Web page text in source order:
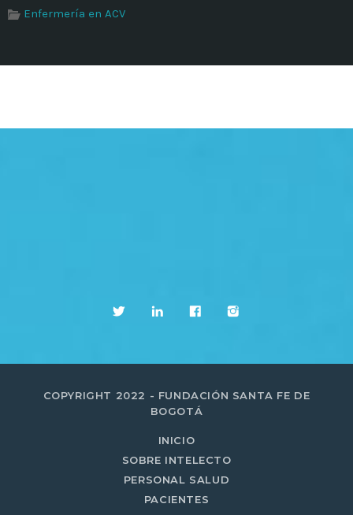
Enfermería en ACV
COPYRIGHT 2022 - FUNDACIÓN SANTA FE DE
BOGOTÁ
INICIO
SOBRE INTELECTO
PERSONAL SALUD
PACIENTES